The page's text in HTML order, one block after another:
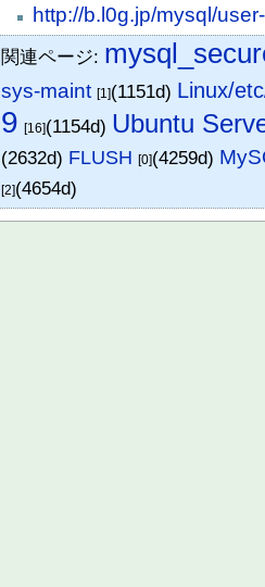
http://b.l0g.jp/mysql/
関連ページ:
sys-maint [1](1151d) Linux/
9 [16](1154d) Ubuntu
(2632d) FLUSH [0](4259d)
[2](4654d)